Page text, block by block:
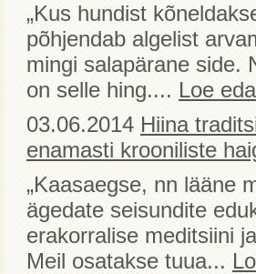
„Kus hundist
põhjendab algelist
mingi salapärane side.
on selle hing.... Loe
03.06.2014 Hiina
enamasti krooniliste
„Kaasaegse, nn lääne
ägedate seisundite
erakorralise meditsiini
Meil osatakse tuua...